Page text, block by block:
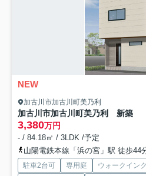
NEW
加古川市加古川町美乃利
加古川市加古川町美乃利 新築
3,380万円
- / 84.18㎡ / 3LDK /予定
山陽電鉄本線「浜の宮」駅 徒歩44
駐車2台可 専用庭
ウォークイン